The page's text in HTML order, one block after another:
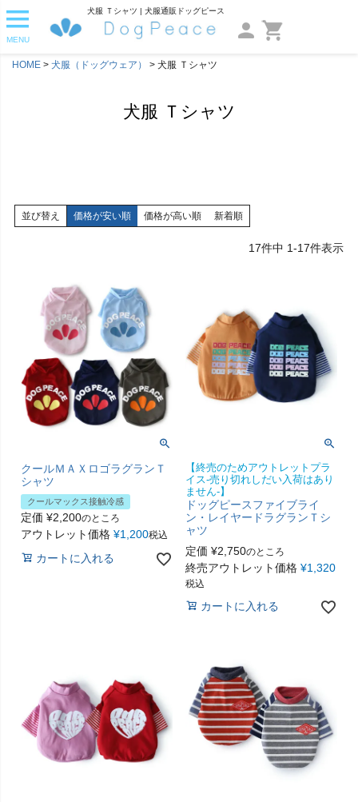
MENU
犬服 Ｔシャツ | 犬服通販ドッグピース
HOME 犬服（ドッグウェア） 犬服 Ｔシャツ
犬服 Ｔシャツ
並び替え 価格が安い順 価格が高い順 新着順
17件中 1-17件表示
クールＭＡＸロゴラグランＴ
シャツ
クールマックス接触冷感
定価 ¥2,200のところ
アウトレット価格 ¥1,200税込
カートに入れる
【終売のためアウトレットプラ
イス-売り切れしだい入荷はあり
ません-】
ドッグピースファイブライ
ン・レイヤードラグランＴシ
ャツ
定価 ¥2,750のところ
終売アウトレット価格 ¥1,320
税込
カートに入れる